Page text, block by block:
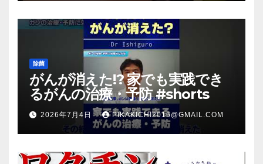
除菌
がんが消えた!? 家でも実践でき
るがんの治療・予防 #shorts
2026年7月4日 PIKAKICHI2015@GMAIL.COM